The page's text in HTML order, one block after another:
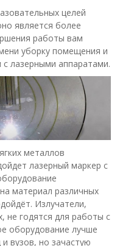
целей
является более
работы вам
уборку помещения и
лазерными аппаратами.
металлов
лазерный маркер с
материал различных
Излучатели,
не годятся для работы с
оборудование лучше
вузов, но зачастую